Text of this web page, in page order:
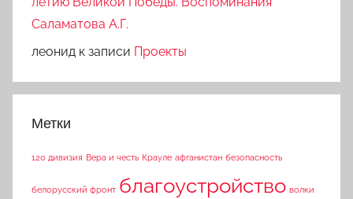
Саламатова А.Г.
леонид к записи Проекты
Метки
120 дивизия Вера и честь Крауле афганистан безопасность
белорусский фронт благоустройство волки